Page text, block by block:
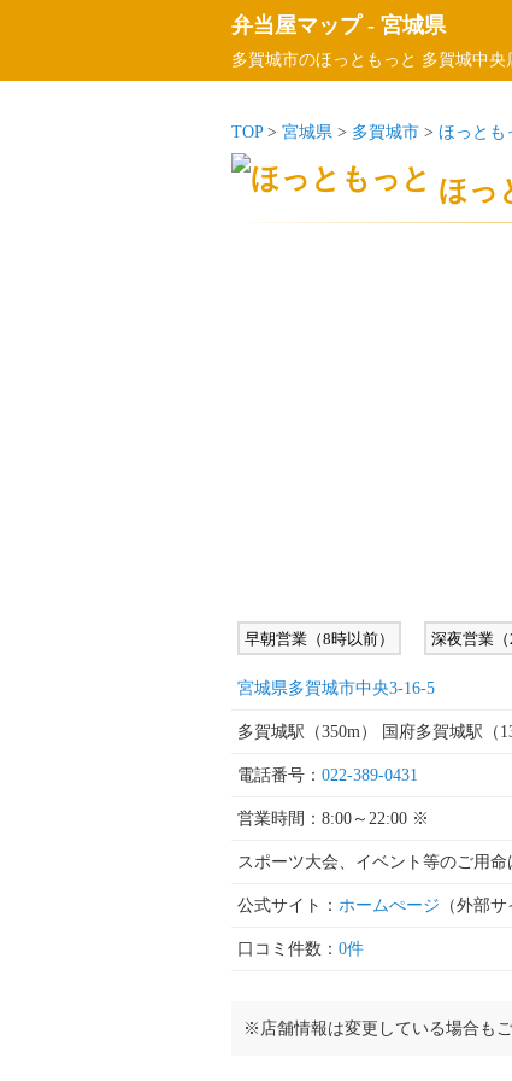
弁当屋マップ- 宮城県
多賀城市のほっともっと 多賀城中央
TOP> 宮城県 > 多賀城市 > ほっとも
ほっ
早朝営業（8時以前） 深夜営業（
宮城県多賀城市中央3-16-5
多賀城駅（350m） 国府多賀城駅（
電話番号： 022-389-0431
営業時間：8:00～22:00 ※
スポーツ大会、イベント等のご用
公式サイト： ホームぺージ （外部サ
口コミ件数： 0件
※店舗情報は変更している場合も